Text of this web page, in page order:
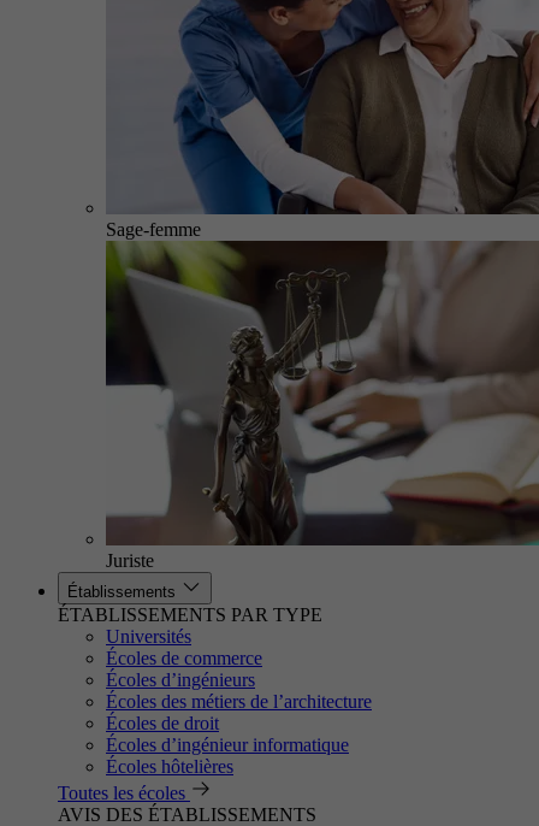
Sage-femme
Juriste
Établissements
ÉTABLISSEMENTS PAR TYPE
Universités
Écoles de commerce
Écoles d’ingénieurs
Écoles des métiers de l’architecture
Écoles de droit
Écoles d’ingénieur informatique
Écoles hôtelières
Toutes les écoles
AVIS DES ÉTABLISSEMENTS